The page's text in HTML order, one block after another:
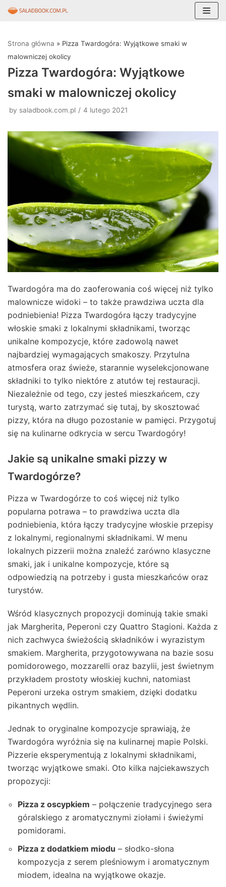
do
treści
Strona główna » Pizza Twardogóra: Wyjątkowe smaki w
malowniczej okolicy
Pizza Twardogóra: Wyjątkowe
smaki w malowniczej okolicy
by saladbook.com.pl 4 lutego 2021
Twardogóra ma do zaoferowania coś więcej niż tylko
malownicze widoki – to także prawdziwa uczta dla
podniebienia! Pizza Twardogóra łączy tradycyjne
włoskie smaki z lokalnymi składnikami, tworząc
unikalne kompozycje, które zadowolą nawet
najbardziej wymagających smakoszy. Przytulna
atmosfera oraz świeże, starannie wyselekcjonowane
składniki to tylko niektóre z atutów tej restauracji.
Niezależnie od tego, czy jesteś mieszkańcem, czy
turystą, warto zatrzymać się tutaj, by skosztować
pizzy, która na długo pozostanie w pamięci. Przygotuj
się na kulinarne odkrycia w sercu Twardogóry!
Jakie są unikalne smaki pizzy w
Twardogórze?
Pizza w Twardogórze to coś więcej niż tylko
popularna potrawa – to prawdziwa uczta dla
podniebienia, która łączy tradycyjne włoskie przepisy
z lokalnymi, regionalnymi składnikami. W menu
lokalnych pizzerii można znaleźć zarówno klasyczne
smaki, jak i unikalne kompozycje, które są
odpowiedzią na potrzeby i gusta mieszkańców oraz
turystów.
Wśród klasycznych propozycji dominują takie smaki
jak Margherita, Peperoni czy Quattro Stagioni. Każda z
nich zachwyca świeżością składników i wyrazistym
smakiem. Margherita, przygotowywana na bazie sosu
pomidorowego, mozzarelli oraz bazylii, jest świetnym
przykładem prostoty włoskiej kuchni, natomiast
Peperoni urzeka ostrym smakiem, dzięki dodatku
pikantnych wędlin.
Jednak to oryginalne kompozycje sprawiają, że
Twardogóra wyróżnia się na kulinarnej mapie Polski.
Pizzerie eksperymentują z lokalnymi składnikami,
tworząc wyjątkowe smaki. Oto kilka najciekawszych
propozycji:
Pizza z oscypkiem – połączenie tradycyjnego sera
góralskiego z aromatycznymi ziołami i świeżymi
pomidorami.
Pizza z dodatkiem miodu – słodko-słona
kompozycja z serem pleśniowym i aromatycznym
miodem, idealna na wyjątkowe okazje.